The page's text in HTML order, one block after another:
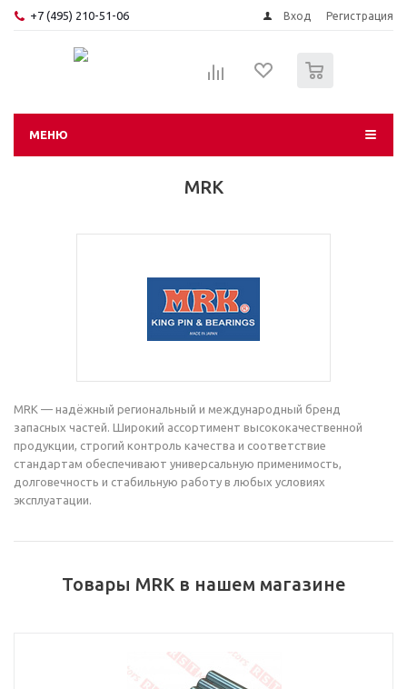
+7 (495) 210-51-06 Вход Регистрация
МЕНЮ
MRK
MRK — надёжный региональный и международный бренд
запасных частей. Широкий ассортимент высококачественной
продукции, строгий контроль качества и соответствие
стандартам обеспечивают универсальную применимость,
долговечность и стабильную работу в любых условиях
эксплуатации.
Товары MRK в нашем магазине